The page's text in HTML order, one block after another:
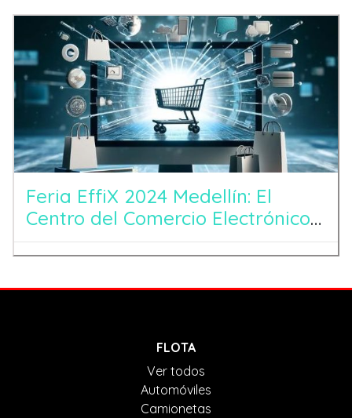
Feria EffiX 2024 Medellín: El
Centro del Comercio Electrónico
en Latinoamérica
FLOTA
Ver todos
Automóviles
Camionetas